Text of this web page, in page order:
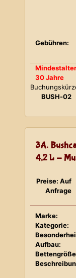
Gebühren:
30 Jahre
BUSH-02
3A.
4,2 L -
Preise: Auf
Anfrage
Marke:
Kategorie:
Aufbau: